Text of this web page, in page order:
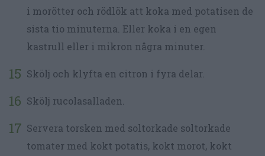
i morötter och rödlök att koka med potatisen de
sista tio minuterna. Eller koka i en egen
kastrull eller i mikron några minuter.
Skölj och klyfta en citron i fyra delar.
Skölj rucolasalladen.
Servera torsken med soltorkade soltorkade
tomater med kokt potatis, kokt morot, kokt